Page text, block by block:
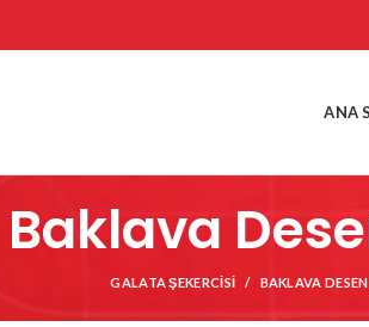
ANA
Baklava
GALATA ŞEKERCISI BAKLAVA